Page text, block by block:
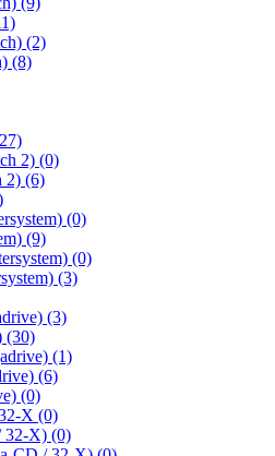
(2)
(8)
2) (0)
2) (6)
(0)
(9)
(0)
(3)
(3)
(30)
(1)
(6)
(0)
X (0)
32-X) (0)